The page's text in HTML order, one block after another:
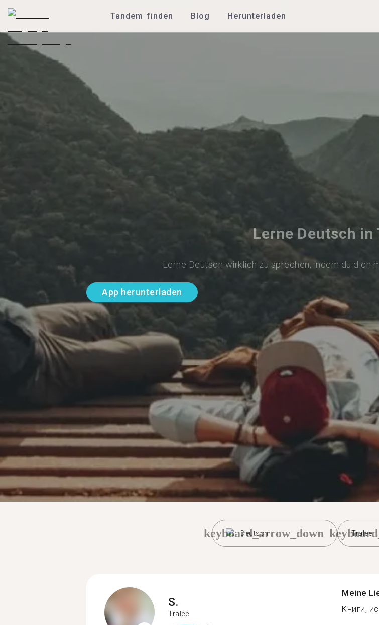
Tandem finden Blog Herunterladen
Lerne Deutsch in
Lerne Deutsch wirklich zu sprechen, indem du dich
App herunterladen
Deutsch
keyboard_arrow_down Tralee
S.
Tralee
Meine
Книги,